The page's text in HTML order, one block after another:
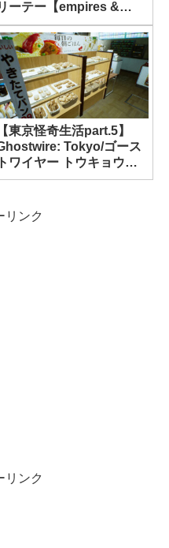
ーテー【empires &
】
【東京怪奇生活part.5】
Tokyo/ゴース
トワイヤー トウキョウ
東京コンビニめぐり/デ
リンク
リンク